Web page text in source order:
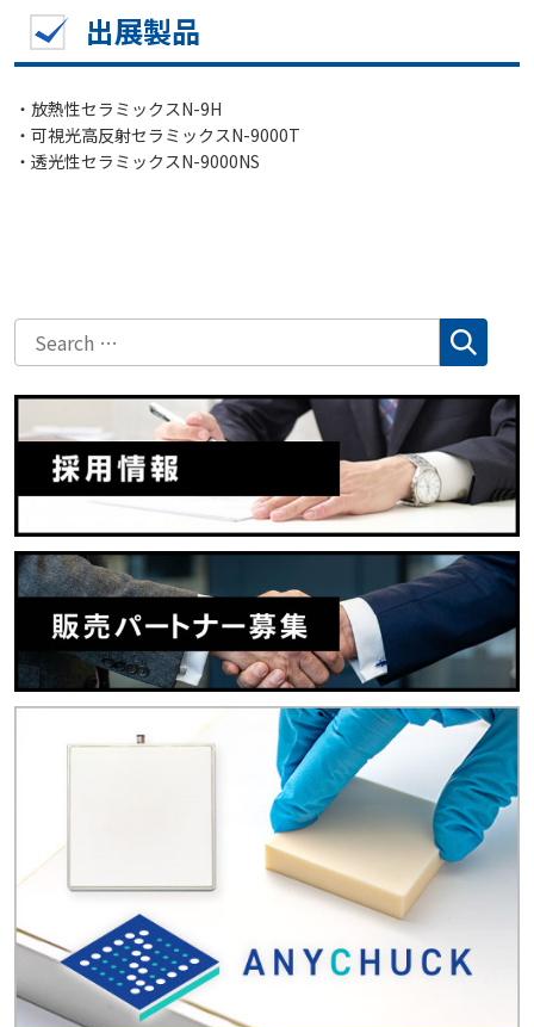
出展製品
・放熱性セラミックスN-9H
・可視光高反射セラミックスN-9000T
・透光性セラミックスN-9000NS